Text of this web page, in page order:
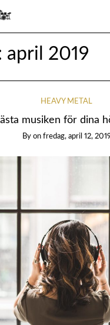
april 2019
HEAVY METAL
musiken för dina
By on fredag, april 12,